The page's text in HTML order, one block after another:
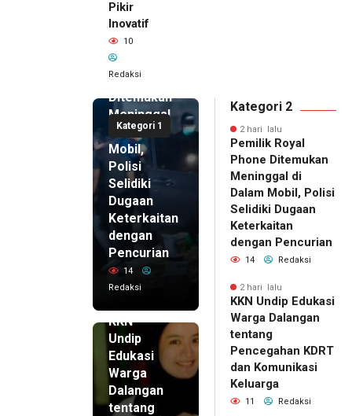
Pikir
Inovatif
10
Redaksi
Kategori 1
2 hari lalu
Pemilik
Royal
Phone
Ditemukan
Meninggal
di Dalam
Mobil,
Polisi
Selidiki
Dugaan
Keterkaitan
dengan
Pencurian
14
Redaksi
KKN
Undip
Edukasi
Warga
Dalangan
tentang
Kategori 2
2 hari lalu
Pemilik Royal
Phone Ditemukan
Meninggal di
Dalam Mobil, Polisi
Selidiki Dugaan
Keterkaitan
dengan Pencurian
14 Redaksi
2 hari lalu
KKN Undip Edukasi
Warga Dalangan
tentang
Pencegahan KDRT
dan Komunikasi
Keluarga
11 Redaksi